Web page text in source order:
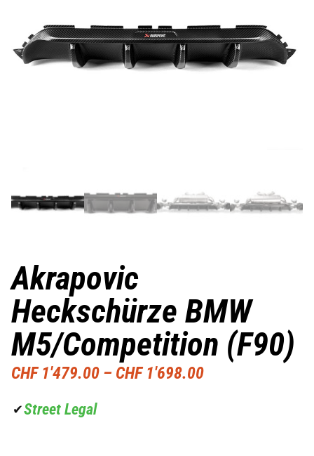
Akrapovic
Heckschürze BMW
M5/Competition (F90)
CHF1'479.00 – CHF1'698.00
✔Street Legal